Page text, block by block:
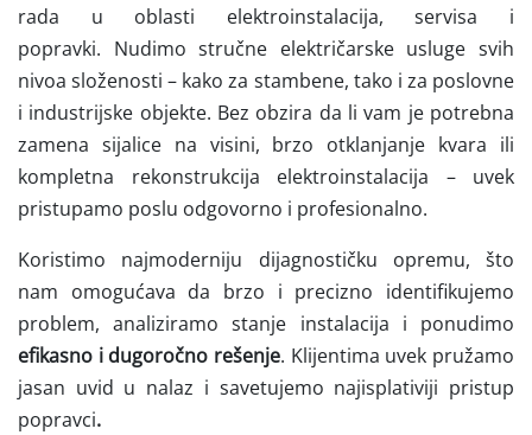
rada u oblasti elektroinstalacija, servisa i
popravki. Nudimo stručne električarske usluge svih
nivoa složenosti – kako za stambene, tako i za poslovne
i industrijske objekte. Bez obzira da li vam je potrebna
zamena sijalice na visini, brzo otklanjanje kvara ili
kompletna rekonstrukcija elektroinstalacija – uvek
pristupamo poslu odgovorno i profesionalno.
Koristimo najmoderniju dijagnostičku opremu, što
nam omogućava da brzo i precizno identifikujemo
problem, analiziramo stanje instalacija i ponudimo
efikasno i dugoročno rešenje. Klijentima uvek pružamo
jasan uvid u nalaz i savetujemo najisplativiji pristup
popravci.